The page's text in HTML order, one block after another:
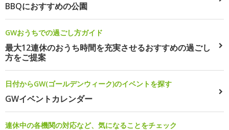
BBQにおすすめの公園
GWおうちでの過ごし方ガイド
最大12連休のおうち時間を充実させるおすすめの過ごし
方をご提案
日付からGW(ゴールデンウィーク)のイベントを探す
GWイベントカレンダー
連休中の各機関の対応など、気になることをチェック